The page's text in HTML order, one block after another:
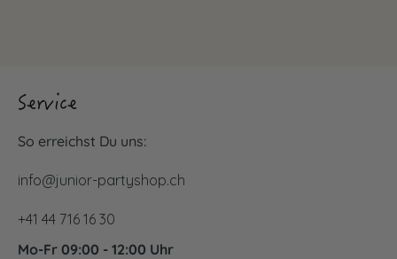
Service
So erreichst Du uns:
info@junior-partyshop.ch
+41 44 716 16 30
Mo-Fr 09:00 - 12:00 Uhr